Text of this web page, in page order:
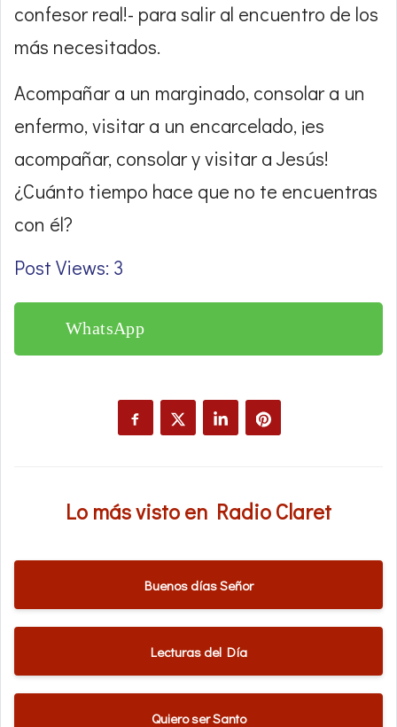
confesor real!- para salir al encuentro de los
más necesitados.
Acompañar a un marginado, consolar a un
enfermo, visitar a un encarcelado, ¡es
acompañar, consolar y visitar a Jesús!
¿Cuánto tiempo hace que no te encuentras
con él?
Post Views: 3
WhatsApp
Lo más visto en Radio Claret
Buenos días Señor
Lecturas del Día
Quiero ser Santo